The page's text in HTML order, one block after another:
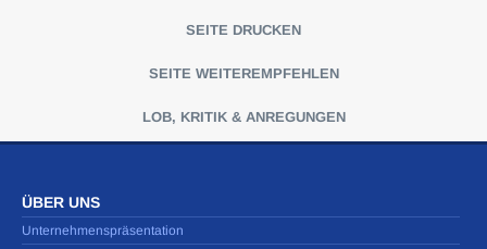
SEITE DRUCKEN
SEITE WEITEREMPFEHLEN
LOB, KRITIK & ANREGUNGEN
ÜBER UNS
Unternehmenspräsentation